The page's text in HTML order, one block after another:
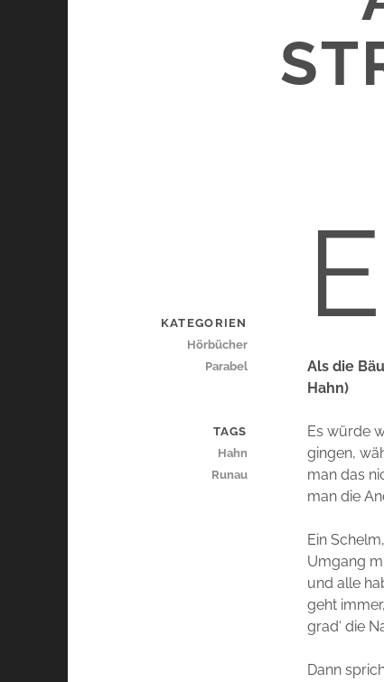
E
Als die
Hahn)
Es würde
gingen,
man das
man die
Ein
Umgang
und alle
geht
grad‘ die
Dann
KATEGORIEN
Hörbücher
Parabel
TAGS
Hahn
Runau